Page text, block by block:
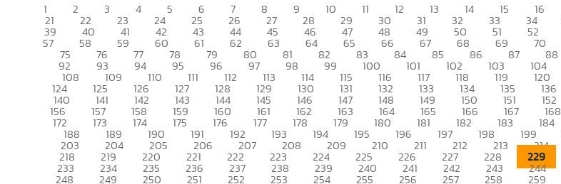
1 2 3 4 5 6 7 8 9 10 11 12 13 14 15 16
21 22 23 24 25 26 27 28 29 30 31 32 33 34
39 40 41 42 43 44 45 46 47 48 49 50 51 52
57 58 59 60 61 62 63 64 65 66 67 68 69 70
75 76 77 78 79 80 81 82 83 84 85 86 87 88
92 93 94 95 96 97 98 99 100 101 102 103 104
108 109 110 111 112 113 114 115 116 117 118 119 120
124 125 126 127 128 129 130 131 132 133 134 135 136
140 141 142 143 144 145 146 147 148 149 150 151 152
156 157 158 159 160 161 162 163 164 165 166 167 168
172 173 174 175 176 177 178 179 180 181 182 183 184
188 189 190 191 192 193 194 195 196 197 198 199
203 204 205 206 207 208 209 210 211 212 213 214
218 219 220 221 222 223 224 225 226 227 228 229
233 234 235 236 237 238 239 240 241 242 243 244
248 249 250 251 252 253 254 255 256 257 258 259